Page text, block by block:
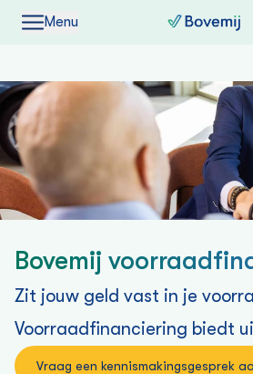
Menu
Bovemij
Zit jouw geld vast in je
Voorraadfinanciering biedt
Vraag een kennismakingsgesprek